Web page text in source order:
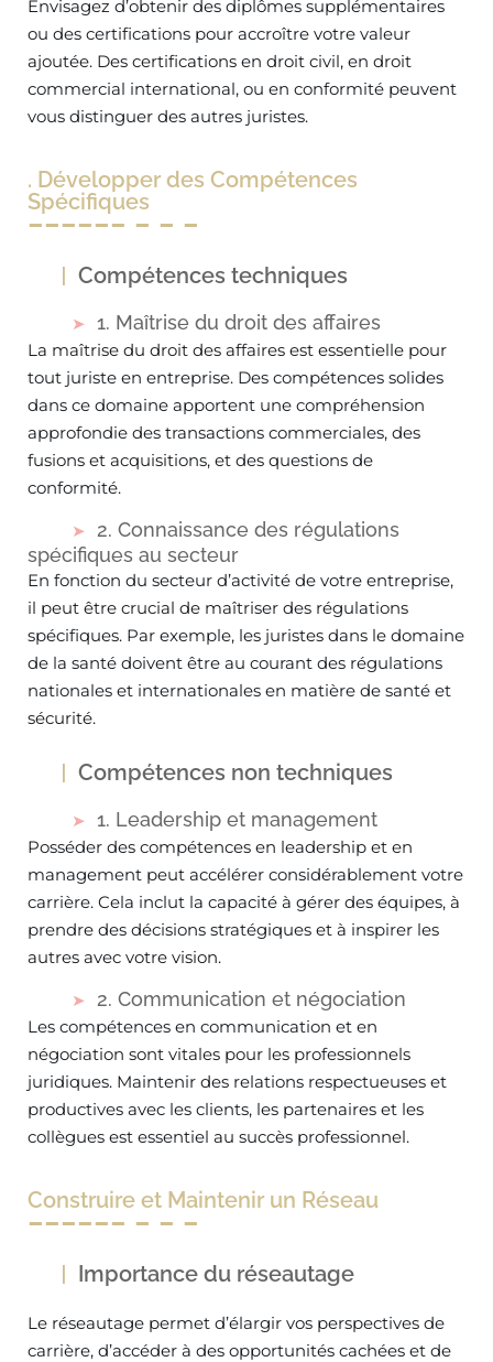
Envisagez d’obtenir des diplômes supplémentaires
ou des certifications pour accroître votre valeur
ajoutée. Des certifications en droit civil, en droit
commercial international, ou en conformité peuvent
vous distinguer des autres juristes.
. Développer des Compétences
Spécifiques
Compétences techniques
1. Maîtrise du droit des affaires
La maîtrise du droit des affaires est essentielle pour
tout juriste en entreprise. Des compétences solides
dans ce domaine apportent une compréhension
approfondie des transactions commerciales, des
fusions et acquisitions, et des questions de
conformité.
2. Connaissance des régulations
spécifiques au secteur
En fonction du secteur d’activité de votre entreprise,
il peut être crucial de maîtriser des régulations
spécifiques. Par exemple, les juristes dans le domaine
de la santé doivent être au courant des régulations
nationales et internationales en matière de santé et
sécurité.
Compétences non techniques
1. Leadership et management
Posséder des compétences en leadership et en
management peut accélérer considérablement votre
carrière. Cela inclut la capacité à gérer des équipes, à
prendre des décisions stratégiques et à inspirer les
autres avec votre vision.
2. Communication et négociation
Les compétences en communication et en
négociation sont vitales pour les professionnels
juridiques. Maintenir des relations respectueuses et
productives avec les clients, les partenaires et les
collègues est essentiel au succès professionnel.
Construire et Maintenir un Réseau
Importance du réseautage
Le réseautage permet d’élargir vos perspectives de
carrière, d’accéder à des opportunités cachées et de